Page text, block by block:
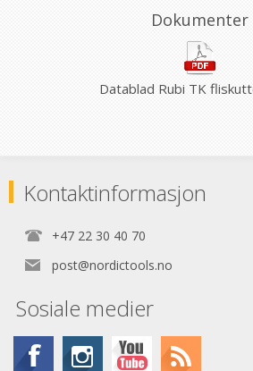
Dokumenter
Datablad Rubi TK
Kontaktinformasjon
+47 22 30 40 70
post@nordictools.no
Sosiale medier